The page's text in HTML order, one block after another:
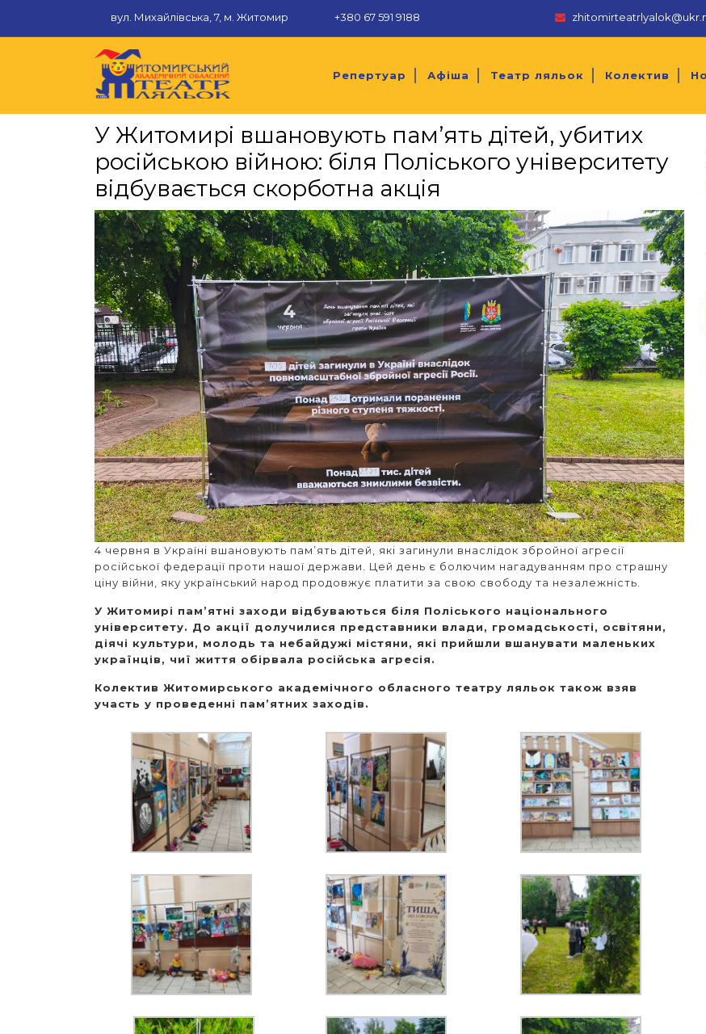
вул. Михайлівська, 7, м. Житомир +380 67 591 9188
Репертуар Афіша Театр ляльок Колектив
У Житомирі вшановують пам’ять дітей, убитих
російською війною: біля Поліського університету
відбувається скорботна акція
4 червня в Україні вшановують пам’ять дітей, які загинули внаслідок збройної агресії
російської федерації проти нашої держави. Цей день є болючим нагадуванням про страшну
ціну війни, яку український народ продовжує платити за свою свободу та незалежність.
У Житомирі пам’ятні заходи відбуваються біля Поліського національного
університету. До акції долучилися представники влади, громадськості, освітяни,
діячі культури, молодь та небайдужі містяни, які прийшли вшанувати маленьких
українців, чиї життя обірвала російська агресія.
Колектив Житомирського академічного обласного театру ляльок також взяв
участь у проведенні пам’ятних заходів.